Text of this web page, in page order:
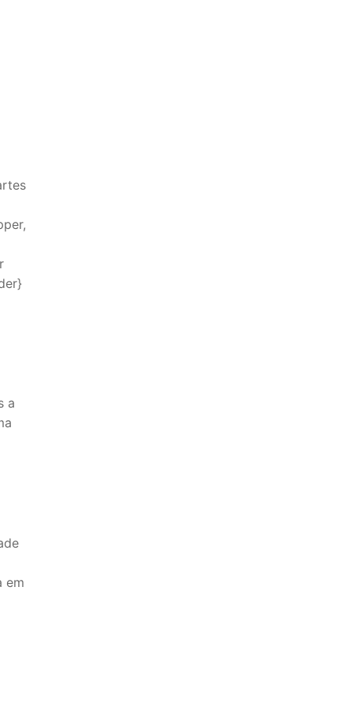
a
em